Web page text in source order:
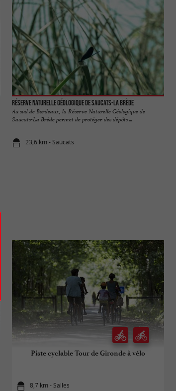
Réserve naturelle géologique de Saucats-La Brède
Au sud de Bordeaux, la Réserve Naturelle Géologique de
Saucats-La Brède permet de protéger des dépôts ...
23,6 km - Saucats
Piste cyclable Tour de Gironde à vélo
8,7 km - Salles